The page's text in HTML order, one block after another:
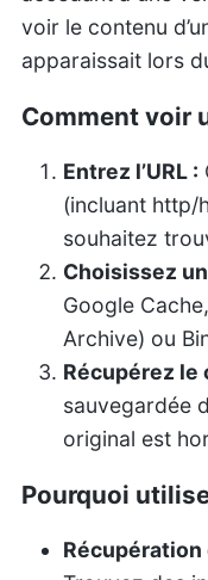
voir le contenu
apparaissait lors
Comment voir
Entrez l’URL :
(incluant http/
souhaitez
Choisissez
Google
Archive) ou
Récupérez le
sauvegardée
original est
Pourquoi